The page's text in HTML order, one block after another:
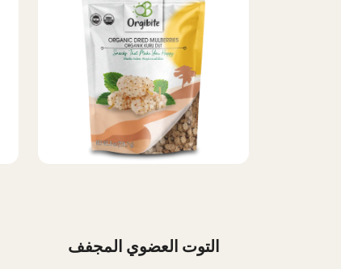
التوت العضوي المجفف